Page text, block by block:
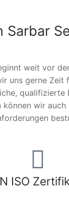
Sarbar
weit vor
uns gerne Zeit
qualifizierte
können wir
ISO